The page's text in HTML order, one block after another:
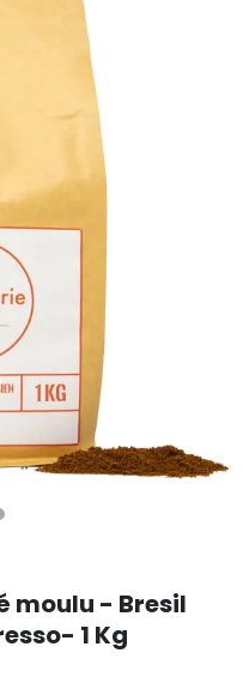
moulu - Bresil
1 Kg